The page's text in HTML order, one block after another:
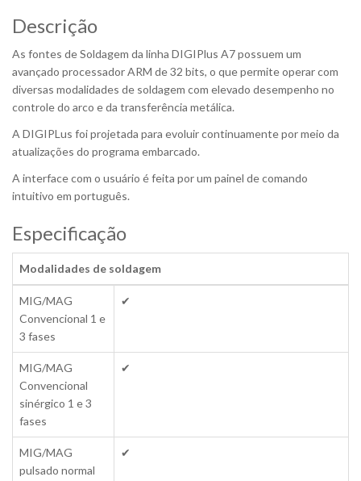
Descrição
As fontes de Soldagem da linha DIGIPlus A7 possuem um
avançado processador ARM de 32 bits, o que permite operar com
diversas modalidades de soldagem com elevado desempenho no
controle do arco e da transferência metálica.
A DIGIPLus foi projetada para evoluir continuamente por meio da
atualizações do programa embarcado.
A interface com o usuário é feita por um painel de comando
intuitivo em português.
Especificação
Modalidades de soldagem
MIG/MAG
Convencional 1 e
3 fases
✔
MIG/MAG
Convencional
sinérgico 1 e 3
fases
✔
MIG/MAG
pulsado normal
✔